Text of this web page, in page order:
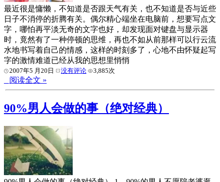
最近很是慵懒，不知道是否跟天气有关，也不知道是否与近些
日子不消停的折腾有关。偶尔精心端坐在电脑前，想要写点文
字，哪怕再平淡无奇的文字也好，却发现面对键盘与显示器
时，竟然有了一种停顿的思维，再也不如从前那样可以行云流
水地书写着自己的情感，这样的时刻多了，心地不由怀疑起写
字的激情难道已经从我的思想里悄悄
2007年5 月20日 没有评论 3,885次
阅读全文 »
90%男人会做的事（绝对经典）